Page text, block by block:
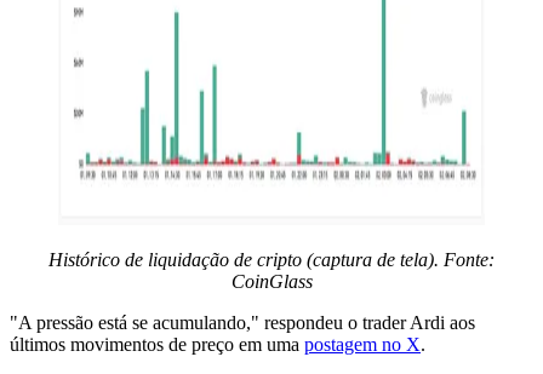
Histórico de liquidação de cripto (captura de tela). Fonte:
CoinGlass
"A pressão está se acumulando," respondeu o trader Ardi aos
últimos movimentos de preço em uma postagem no X.